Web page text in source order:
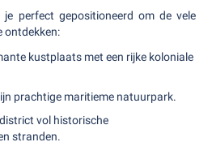
perfect gepositioneerd om de vele
ontdekken:
kustplaats met een rijke koloniale
prachtige maritieme natuurpark.
vol historische
stranden.